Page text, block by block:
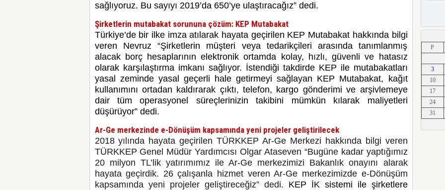
sağlıyoruz. Bu sayıyı 2019’da 650’ye ulaştıracağız” dedi.
Şirketlerin mutabakat sorununa çözüm: KEP Mutabakat
Türkiye’de bir ilke imza atılarak hayata geçirilen KEP Mutabakat hakkında bilgi
veren Nevruz “Şirketlerin müşteri veya tedarikçileri arasında tanımlanmış
alacak borç hesaplarının elektronik ortamda kolay, hızlı, güvenli ve hatasız
olarak karşılaştırma imkanı sağlıyor. İstendiği takdirde KEP ile mutabakatları
yasal zeminde yasal geçerli hale getirmeyi sağlayan KEP Mutabakat, kağıt
kullanımını ortadan kaldırarak çıktı, telefon, kargo gönderimi ve arşivlemeye
dair tüm operasyonel süreçlerinizin takibini mümkün kılarak maliyetleri
düşürüyor” dedi.
Ar-Ge merkezinde e-Dönüşüm kapsamında yeni projeler geliştirilecek
2018 yılında hayata geçirilen TÜRKKEP Ar-Ge Merkezi hakkında bilgi veren
TÜRKKEP Genel Müdür Yardımcısı Olgar Ataseven “Bugüne kadar yaptığımız
20 milyon TL’lik yatırımımız ile Ar-Ge merkezimizi Bakanlık onayını alarak
hayata geçirdik. 26 çalışanla hizmet veren Ar-Ge merkezimizde e-Dönüşüm
kapsamında yeni projeler geliştireceğiz” dedi. KEP İK sistemi ile şirketlere
Erkut
Erkut
P
3
10
17
24
31